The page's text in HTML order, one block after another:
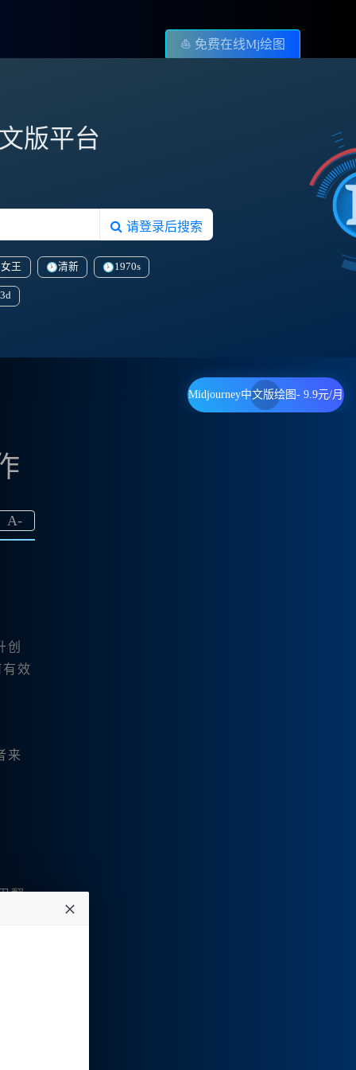
⛵️ 免费在线Mj绘图
版平台
请登录后搜索
王 清新 1970s
3d
Midjourney中文版绘图- 9.9元/月
A-
创
效
来
翻